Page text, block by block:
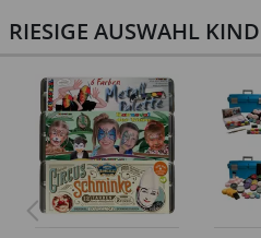
RIESIGE AUSWAHL